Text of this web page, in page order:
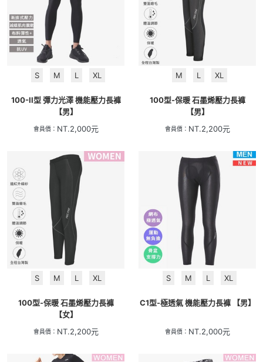
S M L XL
100-II型 彈力光澤 機能壓力長褲
【男】
會員價： NT.2,000元
M L XL
100型-保暖 石墨烯壓力長褲
【男】
會員價： NT.2,200元
S M L XL
100型-保暖 石墨烯壓力長褲
【女】
會員價： NT.2,200元
S M L XL
C1型-極透氣 機能壓力長褲 【男】
會員價： NT.2,000元